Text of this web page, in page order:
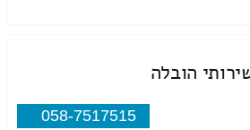
הובלה
058-7517515